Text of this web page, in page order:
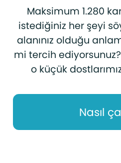
Maksimum 1.280
istediğiniz her şeyi
alanınız olduğu
mi tercih
o küçük
Nasıl